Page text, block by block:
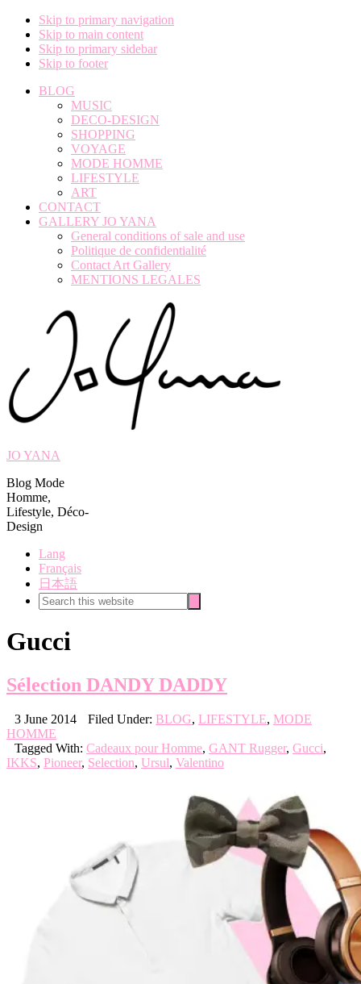
Skip to primary navigation
Skip to main content
Skip to primary sidebar
Skip to footer
BLOG
MUSIC
DECO-DESIGN
SHOPPING
VOYAGE
MODE HOMME
LIFESTYLE
ART
CONTACT
GALLERY JO YANA
General conditions of sale and use
Politique de confidentialité
Contact Art Gallery
MENTIONS LEGALES
JO YANA
Blog Mode
Homme,
Lifestyle, Déco-
Design
Lang
Français
日本語
Search
this
Gucci
Sélection DANDY DADDY
3 June 2014 Filed Under: BLOG, LIFESTYLE, MODE
HOMME
Tagged With: Cadeaux pour Homme, GANT Rugger, Gucci,
IKKS, Pioneer, Selection, Ursul, Valentino